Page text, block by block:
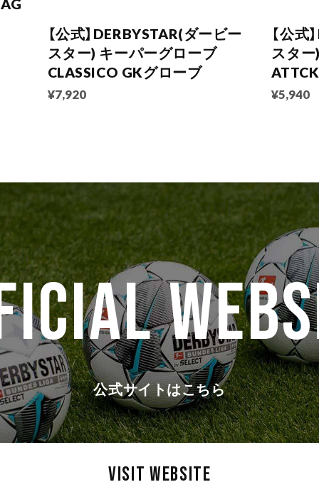
【公式】DERBYSTAR(ダービー
スター) キーパーグローブ
CLASSICO GKグローブ
¥7,920
【公式
スタ
¥5,940
公式サイトはこちら
VISIT WEBSITE